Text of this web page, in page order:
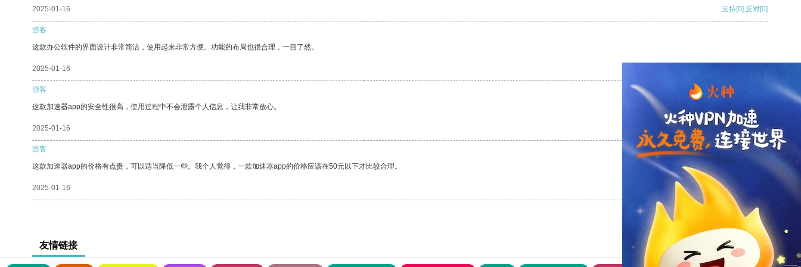
2025-01-16 支持[0] 反对[0]
游客
这款办公软件的界面设计非常简洁，使用起来非常方便。功能的布局也很合理，一目了然。
2025-01-16
游客
这款加速器app的安全性很高，使用过程中不会泄露个人信息，让我非常放心。
2025-01-16 支持 [0] 反对 [0]
游客
这款加速器app的价格有点贵，可以适当降低一些。我个人觉得，一款加速器app的价格应该在50元以下才比较合理。
2025-01-16 支持
友情链接